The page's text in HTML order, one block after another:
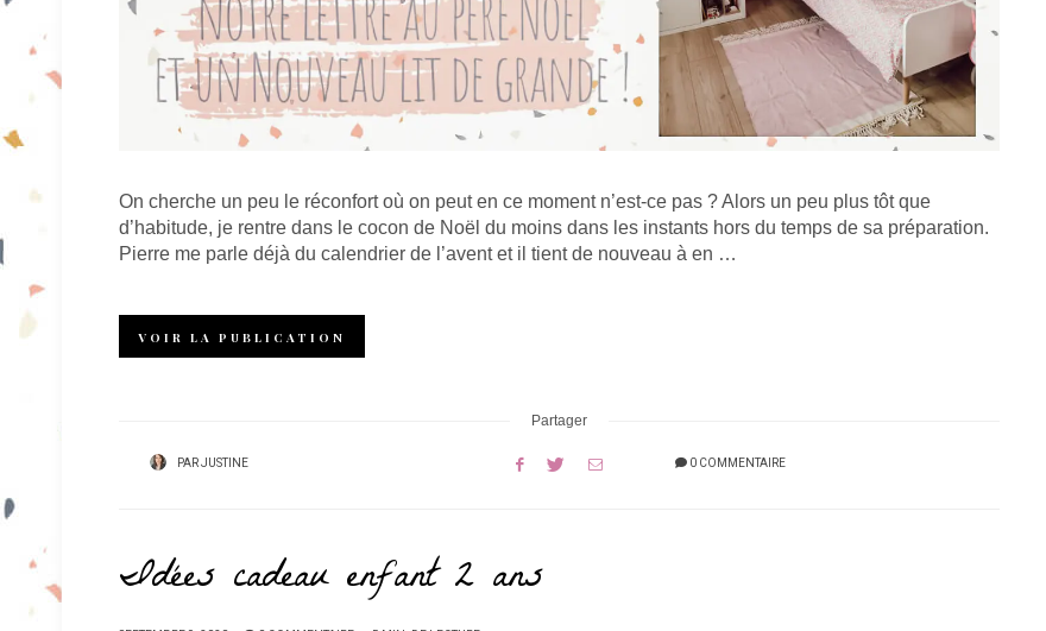
On cherche un peu le réconfort où on peut en ce moment n’est-ce pas ? Alors un peu plus tôt que
d’habitude, je rentre dans le cocon de Noël du moins dans les instants hors du temps de sa préparation.
Pierre me parle déjà du calendrier de l’avent et il tient de nouveau à en …
VOIR LA PUBLICATION
Partager
PARJUSTINE 0 COMMENTAIRE
Idées cadeau enfant 2 ans